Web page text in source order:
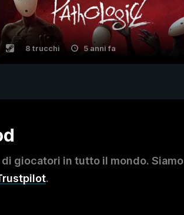
8 trucchi 5 anni fa
giocatori in tutto il mondo. Siamo
.